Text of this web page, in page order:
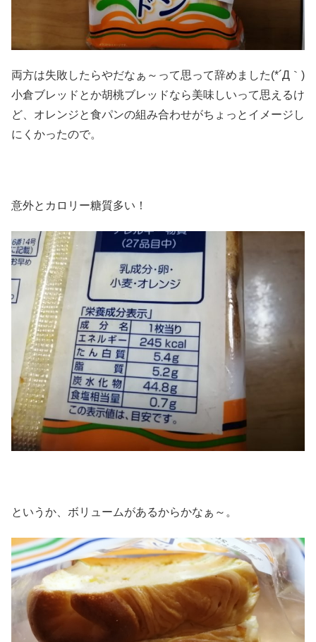
両方は失敗したらやだなぁ～って思って辞めました(*´Д｀)
小倉ブレッドとか胡桃ブレッドなら美味しいって思えるけ
ど、オレンジと食パンの組み合わせがちょっとイメージし
にくかったので。
意外とカロリー糖質多い！
というか、ボリュームがあるからかなぁ～。